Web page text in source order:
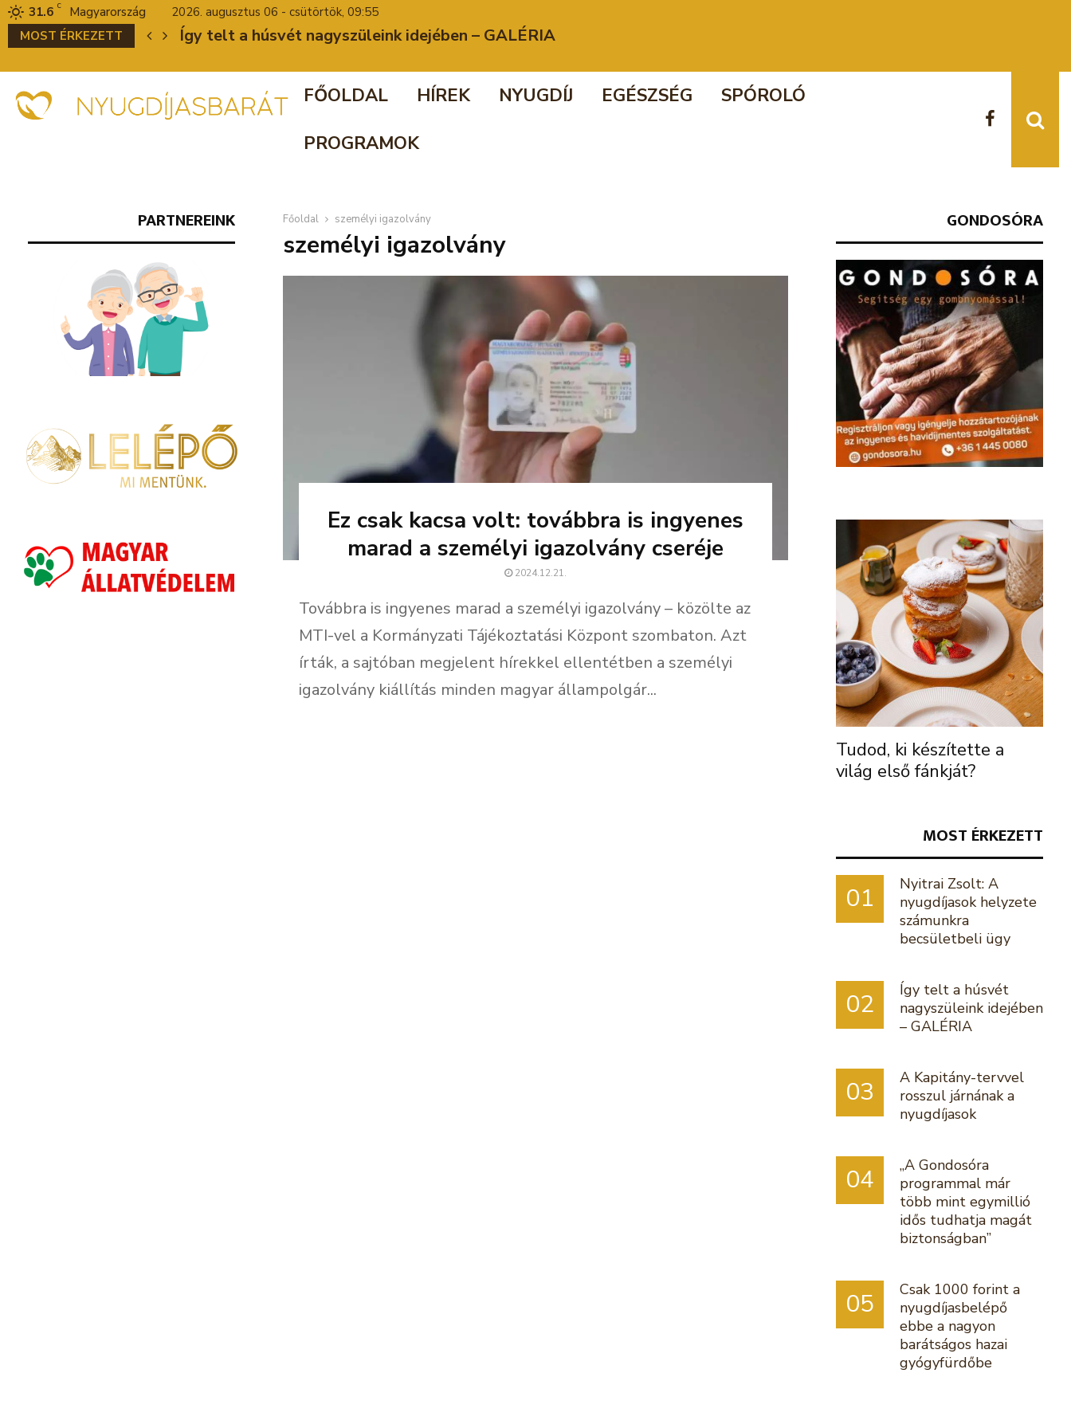
31.6 C Magyarország
2026. augusztus 06 - csütörtök, 09:55
MOST ÉRKEZETT
Így telt a húsvét nagyszüleink idejében – GALÉRIA
FŐOLDAL HÍREK NYUGDÍJ EGÉSZSÉG
SPÓROLÓ
PROGRAMOK
Főoldal személyi igazolvány
személyi igazolvány
Ez csak kacsa volt: továbbra is ingyenes
marad a személyi igazolvány cseréje
2024.12.21.
Továbbra is ingyenes marad a személyi igazolvány – közölte az
MTI-vel a Kormányzati Tájékoztatási Központ szombaton. Azt
írták, a sajtóban megjelent hírekkel ellentétben a személyi
igazolvány kiállítás minden magyar állampolgár...
PARTNEREINK GONDOSÓRA
Tudod, ki készítette a
világ első fánkját?
MOST ÉRKEZETT
01
Nyitrai Zsolt: A
nyugdíjasok helyzete
számunkra
becsületbeli ügy
02
Így telt a húsvét
nagyszüleink idejében
– GALÉRIA
03
A Kapitány-tervvel
rosszul járnának a
nyugdíjasok
04
„A Gondosóra
programmal már
több mint egymillió
idős tudhatja magát
biztonságban”
05
Csak 1000 forint a
nyugdíjasbelépő
ebbe a nagyon
barátságos hazai
gyógyfürdőbe